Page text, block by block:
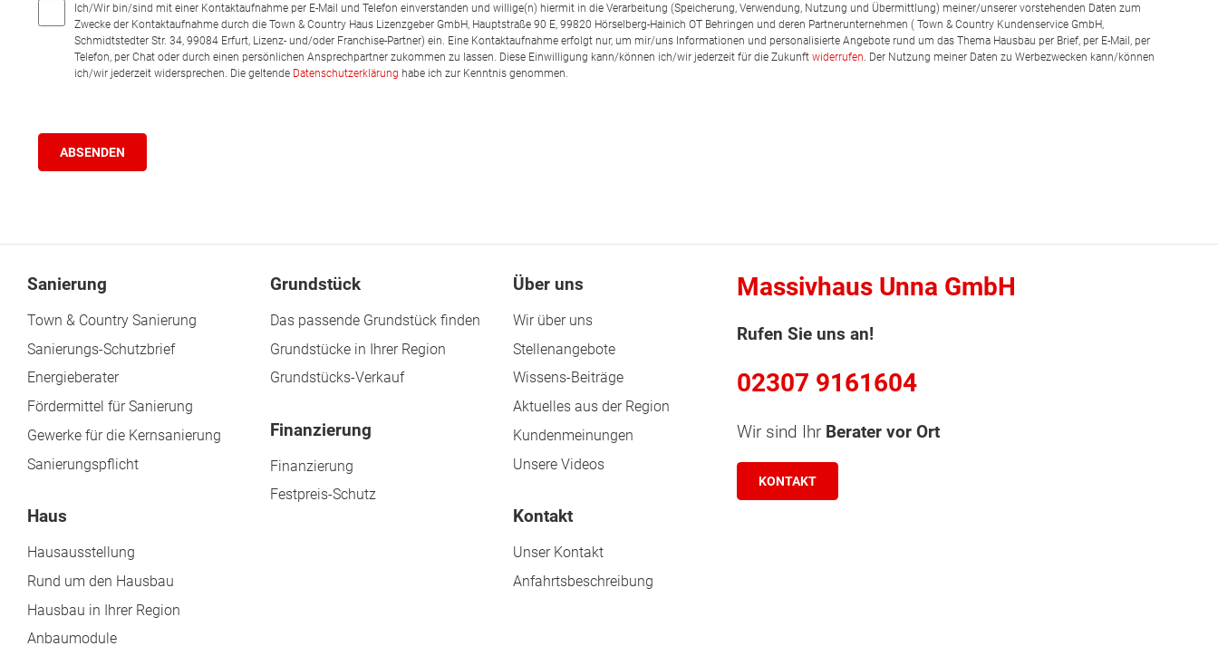
Ich/Wir bin/sind mit einer Kontaktaufnahme per E-Mail und Telefon einverstanden und willige(n) hiermit in die Verarbeitung (Speicherung, Verwendung, Nutzung und Übermittlung) meiner/unserer vorstehenden Daten zum
Zwecke der Kontaktaufnahme durch die Town & Country Haus Lizenzgeber GmbH, Hauptstraße 90 E, 99820 Hörselberg-Hainich OT Behringen und deren Partnerunternehmen ( Town & Country Kundenservice GmbH,
Schmidtstedter Str. 34, 99084 Erfurt, Lizenz- und/oder Franchise-Partner) ein. Eine Kontaktaufnahme erfolgt nur, um mir/uns Informationen und personalisierte Angebote rund um das Thema Hausbau per Brief, per E-Mail, per
Telefon, per Chat oder durch einen persönlichen Ansprechpartner zukommen zu lassen. Diese Einwilligung kann/können ich/wir jederzeit für die Zukunft widerrufen . Der Nutzung meiner Daten zu Werbezwecken kann/können
ich/wir jederzeit widersprechen. Die geltende Datenschutzerklärung habe ich zur Kenntnis genommen.
Sanierung
Town & Country Sanierung
Sanierungs-Schutzbrief
Energieberater
Fördermittel für Sanierung
Gewerke für die Kernsanierung
Sanierungspflicht
Haus
Hausausstellung
Rund um den Hausbau
Hausbau in Ihrer Region
Anbaumodule
Grundstück
Das passende Grundstück finden
Grundstücke in Ihrer Region
Grundstücks-Verkauf
Finanzierung
Finanzierung
Festpreis-Schutz
Über uns
Wir über uns
Stellenangebote
Wissens-Beiträge
Aktuelles aus der Region
Kundenmeinungen
Unsere Videos
Kontakt
Unser Kontakt
Anfahrtsbeschreibung
Massivhaus Unna GmbH
Rufen Sie uns an!
02307 9161604
Wir sind Ihr Berater vor Ort
KONTAKT